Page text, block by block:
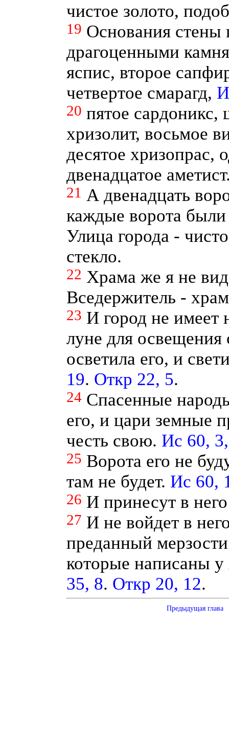
чистое золото,
19 Основания стены
драгоценными
яспис, второе
четвертое смарагд,
20 пятое сардоникс,
хризолит, восьмое
десятое хризопрас,
двенадцатое
21 А двенадцать
каждые ворота
Улица города -
стекло.
22 Храма же я не
Вседержитель -
23 И город не имеет
луне для освещения
осветила его, и
19. Откр 22, 5.
24 Спасенные
его, и цари земные
честь свою. Ис 60,
25 Ворота его не
там не будет. Ис 60,
26 И принесут в
27 И не войдет в
преданный
которые написаны
35, 8. Откр 20, 12.
Предыдущая глава